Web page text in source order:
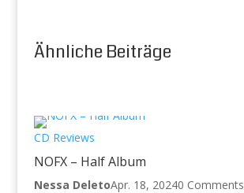
Ähnliche Beiträge
CD Reviews
NOFX – Half Album
Nessa DeletoApr. 18, 20240 Comments